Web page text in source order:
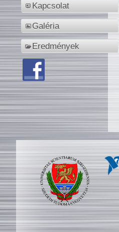
Kapcsolat
Galéria
Eredmények